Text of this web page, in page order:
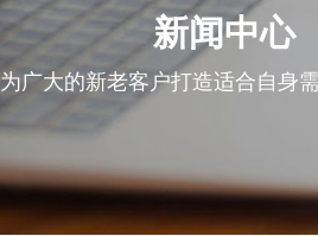
新闻中心
为广大的新老客户打造适合自身